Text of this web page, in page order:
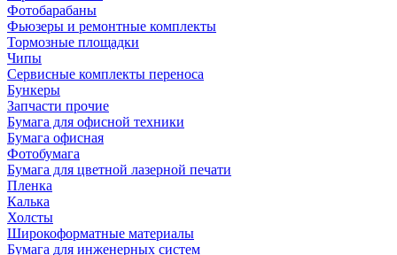
Фотобарабаны
Фьюзеры и ремонтные комплекты
Тормозные площадки
Чипы
Сервисные комплекты переноса
Бункеры
Запчасти прочие
Бумага для офисной техники
Бумага офисная
Фотобумага
Бумага для цветной лазерной печати
Пленка
Калька
Холсты
Широкоформатные материалы
Бумага для инженерных систем